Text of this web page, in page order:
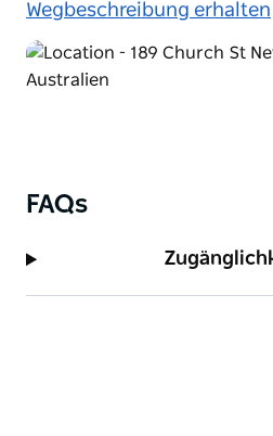
Wegbeschreibung erhalten
FAQs